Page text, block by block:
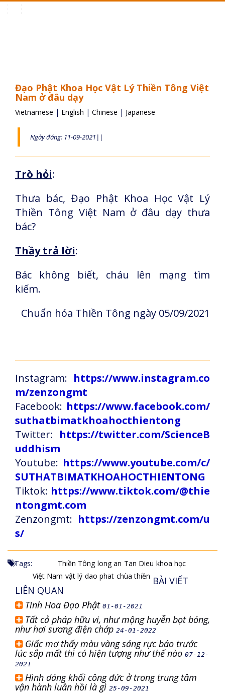
Đạo Phật Khoa Học Vật Lý Thiền Tông Việt
Nam ở đâu dạy
Vietnamese | English | Chinese | Japanese
Ngày đăng: 11-09-2021||
Trò hỏi:
Thưa bác, Đạo Phật Khoa Học Vật Lý
Thiền Tông Việt Nam ở đâu dạy thưa
bác?
Thầy trả lời:
Bác không biết, cháu lên mạng tìm
kiếm.
Chuẩn hóa Thiền Tông ngày 05/09/2021
Instagram: https://www.instagram.co
m/zenzongmt
Facebook: https://www.facebook.com/
suthatbimatkhoahocthientong
Twitter: https://twitter.com/ScienceB
uddhism
Youtube: https://www.youtube.com/c/
SUTHATBIMATKHOAHOCTHIENTONG
Tiktok: https://www.tiktok.com/@thie
ntongmt.com
Zenzongmt: https://zenzongmt.com/u
s/
Tags: Thiền Tông long an Tan Dieu khoa học
Việt Nam vật lý dao phat chùa thiền BÀI VIẾT
LIÊN QUAN
Tinh Hoa Đạo Phật 01-01-2021
Tất cả pháp hữu vi, như mộng huyễn bọt bóng,
như hơi sương điện chớp 24-01-2022
Giấc mơ thấy màu vàng sáng rực báo trước
lúc sắp mất thì có hiện tượng như thế nào 07-12-
2021
Hình dáng khối công đức ở trong trung tâm
vận hành luân hồi là gì 25-09-2021